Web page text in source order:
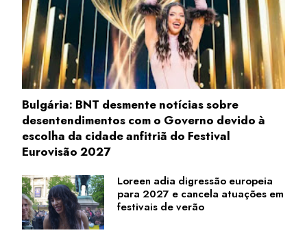
Bulgária: BNT desmente notícias sobre
desentendimentos com o Governo devido à
escolha da cidade anfitriã do Festival
Eurovisão 2027
Loreen adia digressão europeia
para 2027 e cancela atuações em
festivais de verão